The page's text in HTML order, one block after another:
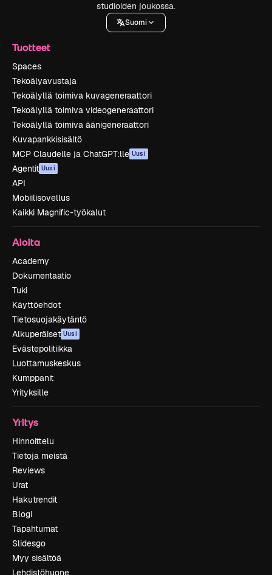
studioiden joukossa.
Suomi
Tuotteet
Spaces
Tekoälyavustaja
Tekoälyllä toimiva kuvageneraattori
Tekoälyllä toimiva videogeneraattori
Tekoälyllä toimiva äänigeneraattori
Kuvapankkisisältö
MCP Claudelle ja ChatGPT:lle Uusi
Agentit Uusi
API
Mobiilisovellus
Kaikki Magnific-työkalut
Aloita
Academy
Dokumentaatio
Tuki
Käyttöehdot
Tietosuojakäytäntö
Alkuperäiset Uusi
Evästepolitiikka
Luottamuskeskus
Kumppanit
Yrityksille
Yritys
Hinnoittelu
Tietoja meistä
Reviews
Urat
Hakutrendit
Blogi
Tapahtumat
Slidesgo
Myy sisältöä
Lehdistöhuone